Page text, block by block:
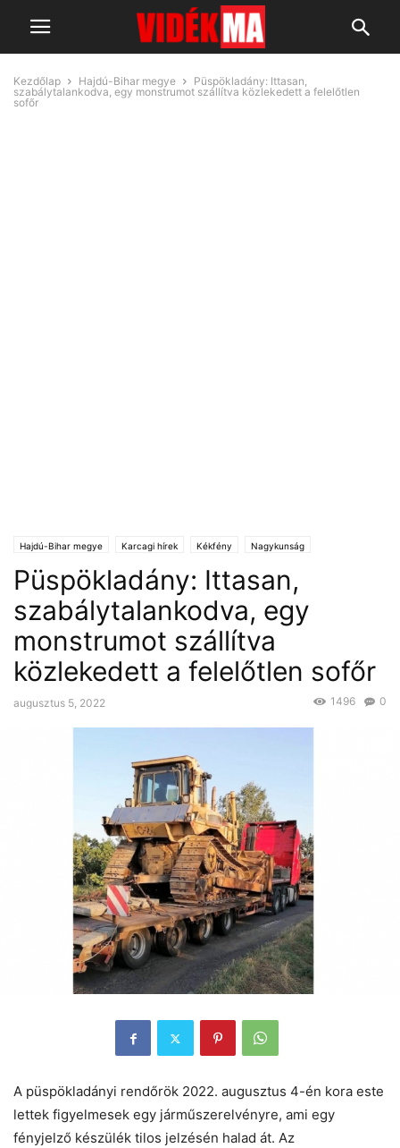
Kezdőlap Hajdú-Bihar megye
Püspökladány: Ittasan,
szabálytalankodva, egy monstrumot szállítva közlekedett a felelőtlen
sofőr
Hajdú-Bihar megye Karcagi hírek Kékfény Nagykunság
Püspökladány: Ittasan,
szabálytalankodva, egy
monstrumot szállítva
közlekedett a felelőtlen sofőr
augusztus 5, 2022 0
1496
A püspökladányi rendőrök 2022. augusztus 4-én kora este
lettek figyelmesek egy járműszerelvényre, ami egy
fényjelző készülék tilos jelzésén halad át. Az